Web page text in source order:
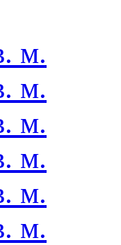
м.
м.
м.
м.
м.
м.